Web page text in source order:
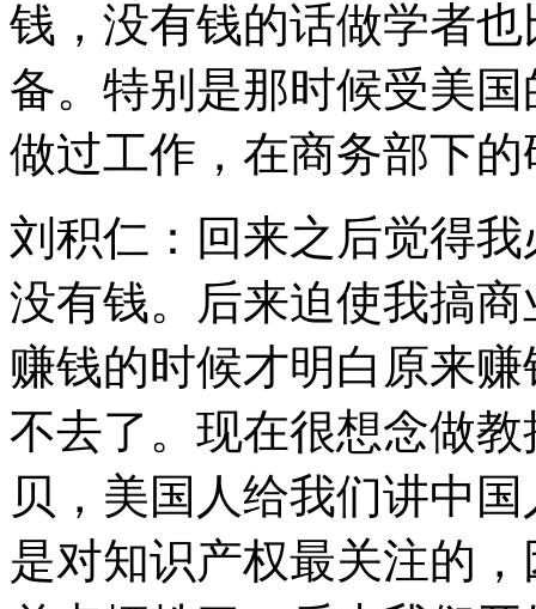
钱，没有钱的话做学者
备。特别是那时候受美
做过工作，在商务部下
刘积仁：回来之后觉得
没有钱。后来迫使我搞
赚钱的时候才明白原来
不去了。现在很想念做
贝，美国人给我们讲中
是对知识产权最关注的